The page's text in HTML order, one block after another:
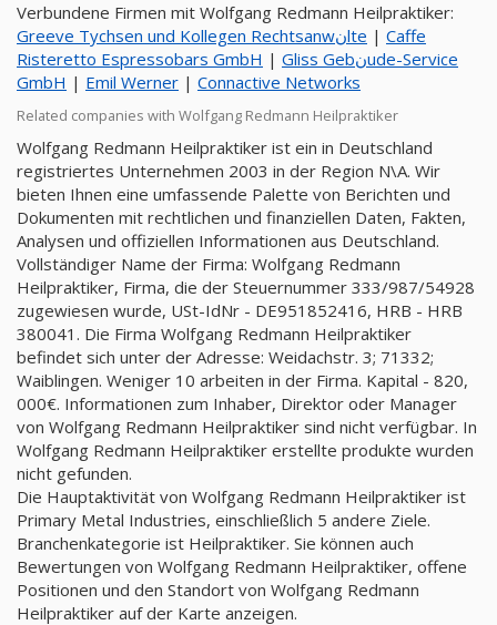
Verbundene Firmen mit Wolfgang Redmann Heilpraktiker:
Greeve Tychsen und Kollegen Rechtsanwنlte | Caffe
Risteretto Espressobars GmbH | Gliss Gebنude-Service
GmbH | Emil Werner | Connactive Networks
Related companies with Wolfgang Redmann Heilpraktiker
Wolfgang Redmann Heilpraktiker ist ein in Deutschland
registriertes Unternehmen 2003 in der Region N\A. Wir
bieten Ihnen eine umfassende Palette von Berichten und
Dokumenten mit rechtlichen und finanziellen Daten, Fakten,
Analysen und offiziellen Informationen aus Deutschland.
Vollständiger Name der Firma: Wolfgang Redmann
Heilpraktiker, Firma, die der Steuernummer 333/987/54928
zugewiesen wurde, USt-IdNr - DE951852416, HRB - HRB
380041. Die Firma Wolfgang Redmann Heilpraktiker
befindet sich unter der Adresse: Weidachstr. 3; 71332;
Waiblingen. Weniger 10 arbeiten in der Firma. Kapital - 820,
000€. Informationen zum Inhaber, Direktor oder Manager
von Wolfgang Redmann Heilpraktiker sind nicht verfügbar. In
Wolfgang Redmann Heilpraktiker erstellte produkte wurden
nicht gefunden.
Die Hauptaktivität von Wolfgang Redmann Heilpraktiker ist
Primary Metal Industries, einschließlich 5 andere Ziele.
Branchenkategorie ist Heilpraktiker. Sie können auch
Bewertungen von Wolfgang Redmann Heilpraktiker, offene
Positionen und den Standort von Wolfgang Redmann
Heilpraktiker auf der Karte anzeigen.